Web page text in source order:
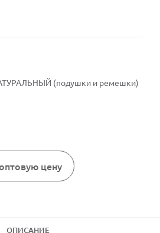
(подушки и ремешки)
цену
ОПИСАНИЕ